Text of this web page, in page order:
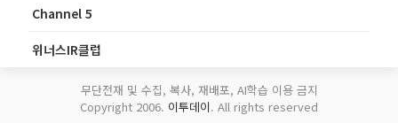
Channel 5
위너스IR클럽
무단전재 및 수집, 복사, 재배포, AI학습 이용 금지
Copyright 2006. 이투데이. All rights reserved